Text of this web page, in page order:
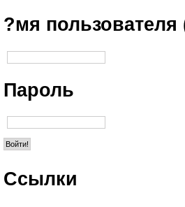
?мя пользователя
Пароль
Ссылки